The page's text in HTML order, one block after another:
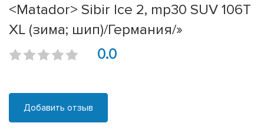
<Matador> Sibir Ice 2, mp30 SUV 106T
XL (зима; шип)/Германия/»
0.0
Добавить отзыв